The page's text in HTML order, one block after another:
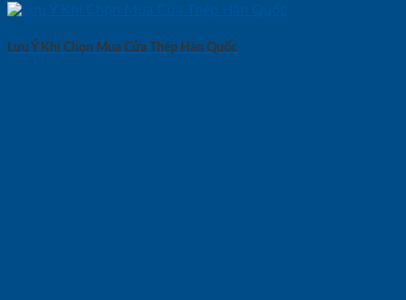
Lưu Ý Khi Chọn Mua Cửa Thép Hàn Quốc